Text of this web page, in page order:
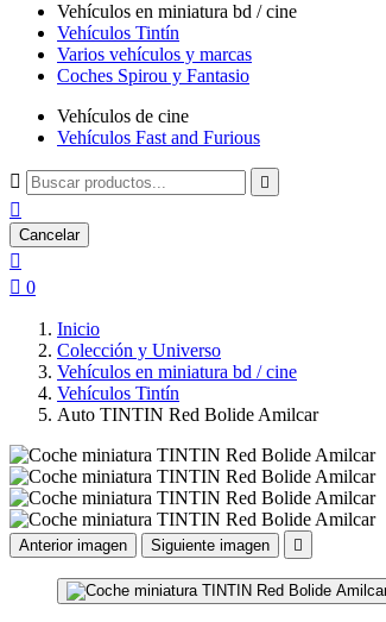
Vehículos en miniatura bd / cine
Vehículos Tintín
Varios vehículos y marcas
Coches Spirou y Fantasio
Vehículos de cine
Vehículos Fast and Furious
 

Cancelar

 0
Inicio
Colección y Universo
Vehículos en miniatura bd / cine
Vehículos Tintín
Auto TINTIN Red Bolide Amilcar
Anterior imagen Siguiente imagen 